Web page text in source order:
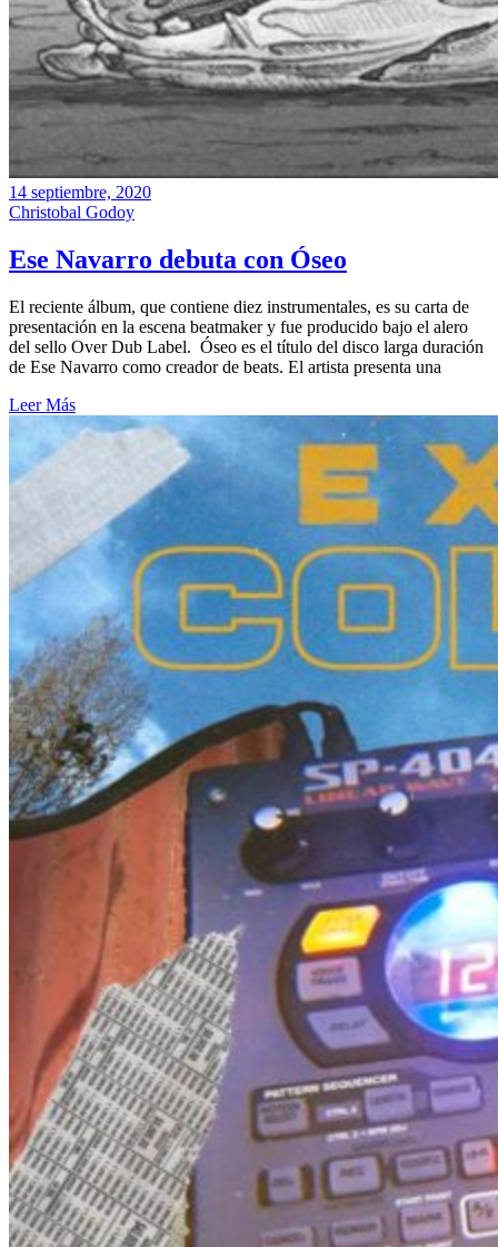
14 septiembre, 2020
Christobal Godoy
Ese Navarro debuta con Óseo
El reciente álbum, que contiene diez instrumentales, es su carta de
presentación en la escena beatmaker y fue producido bajo el alero
del sello Over Dub Label. Óseo es el título del disco larga duración
de Ese Navarro como creador de beats. El artista presenta una
Leer Más